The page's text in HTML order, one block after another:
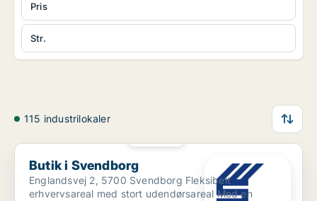
Str.
Pris
115 industrilokaler
Butik i Svendborg
Butik i Svendborg
Englandsvej 2, 5700 Svendborg Fleksibelt
erhvervsareal med stort udendørsareal Med en